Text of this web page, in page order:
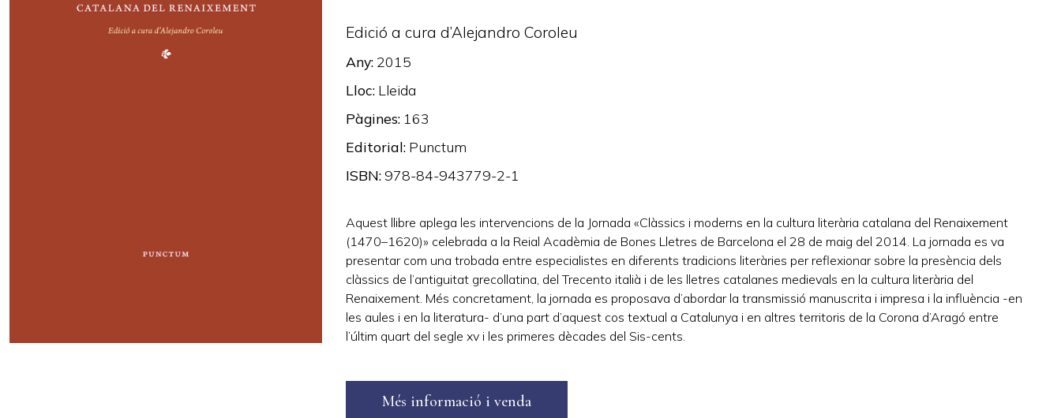
Edició a cura d’Alejandro Coroleu
Any 2015
Lloc Lleida
Pàgines 163
Editorial Punctum
ISBN 978-84-943779-2-1
Aquest llibre aplega les intervencions de la Jornada «Clàssics i moderns en la cultura literària catalana del Renaixement
(1470–1620)» celebrada a la Reial Acadèmia de Bones Lletres de Barcelona el 28 de maig del 2014. La jornada es va
presentar com una trobada entre especialistes en diferents tradicions literàries per reflexionar sobre la presència dels
clàssics de l’antiguitat grecollatina, del Trecento italià i de les lletres catalanes medievals en la cultura literària del
Renaixement. Més concretament, la jornada es proposava d’abordar la transmissió manuscrita i impresa i la influència -en
les aules i en la literatura- d’una part d’aquest cos textual a Catalunya i en altres territoris de la Corona d’Aragó entre
l’últim quart del segle xv i les primeres dècades del Sis-cents.
Més informació i venda